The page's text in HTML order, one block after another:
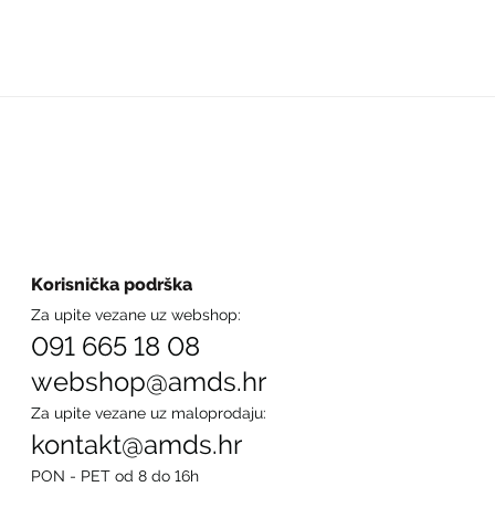
Korisnička podrška
Za upite vezane uz webshop:
091 665 18 08
webshop@amds.hr
Za upite vezane uz maloprodaju:
kontakt@amds.hr
PON - PET od 8 do 16h